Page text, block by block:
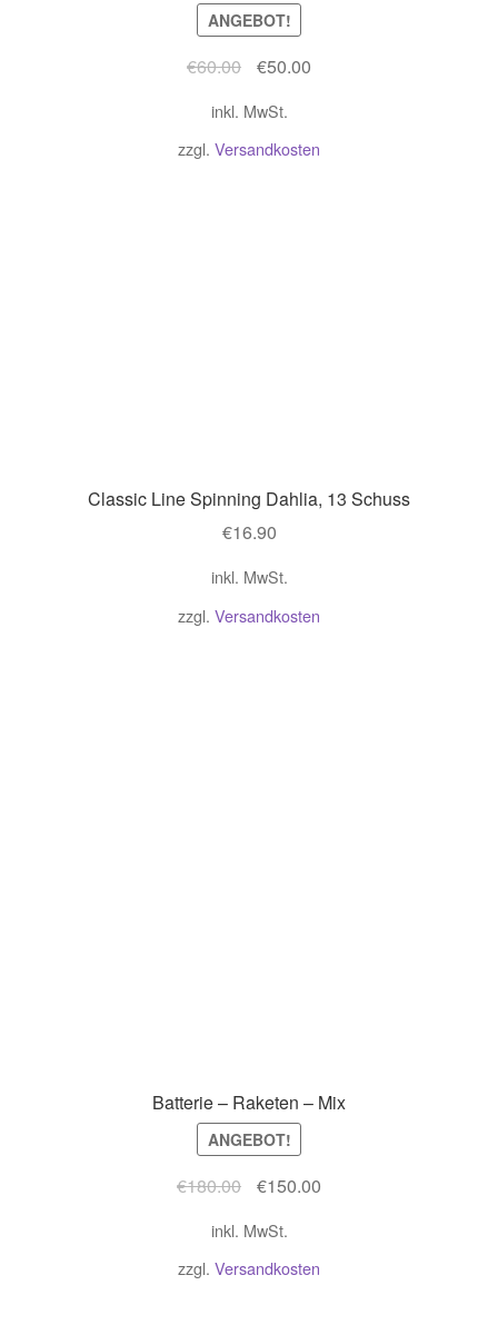
ANGEBOT!
€60.00
Ursprünglicher
war:
€60.00
€50.00Aktueller
€50.00.
inkl. MwSt.
zzgl. Versandkosten
Classic Line Spinning Dahlia, 13 Schuss
€16.90
inkl. MwSt.
zzgl. Versandkosten
Batterie – Raketen – Mix
ANGEBOT!
€180.00
Ursprünglicher
war:
€180.00
€150.00Aktueller
inkl. MwSt.
zzgl. Versandkosten